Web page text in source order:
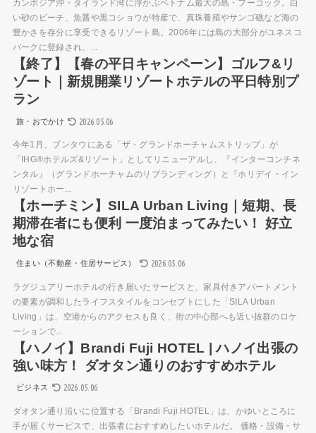
カンボジア沖・タイランド湾に浮かぶベトナム最大の島・フーコック。白
い砂のビーチ、魚醤や黒コショウが特産で、真珠養殖やサンゴ礁など海の
豊かさを存分に享受できるリゾート島。2006年には島の大部分がユネスコ
パークに登録され、...
【終了】【春の平日キャンペーン】ゴルフ&リ
ゾート｜新規開業リゾートホテルの平日特別プ
ラン
旅・おでかけ 2026.05.06
今年1月、ブンタウにある「ザ・グランドホーチャムストリップ」が
「IHG®ホテルズ&リゾート」としてリニューアルし、『インターコンチネ
ンタル』（グランドホーチャムのリブランディング）と『ホリデイ・イン
リゾートホー...
【ホーチミン】SILA Urban Living｜短期、長
期滞在者にも便利 一度泊まってみたい！ 好立
地な宿
住まい（不動産・住居サービス） 2026.05.06
ラグジュアリーホテルの行き届いたサービスと、家具付きアパートメント
の要素が調和したライフスタイルをコンセプトにした「SILA Urban
Living」は、空港からのアクセスも良く、街の中心部へも近い抜群のロケ
ーションで...
【ハノイ】Brandi Fuji HOTEL | ハノイ出張の
強い味方！ ダオタン通りのおすすめホテル
ビジネス 2026.05.06
ダオタン通り沿いに位置する「Brandi Fuji HOTEL」は、かゆいところに
手が届くサービスで、出張者におすすめしたいホテルだ。 価格・設備・サ